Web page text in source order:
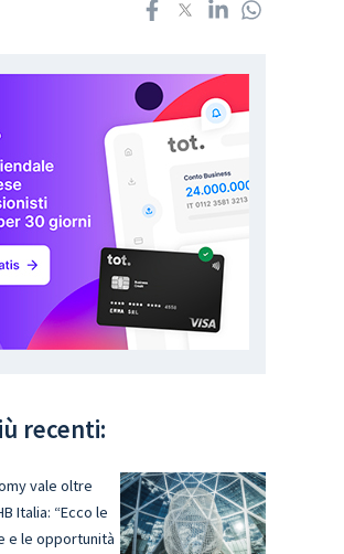
recenti:
vale oltre
Italia: “Ecco le
e le opportunità